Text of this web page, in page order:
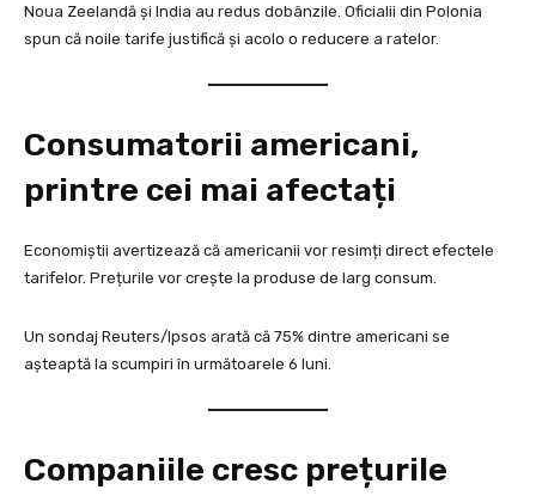
Noua Zeelandă și India au redus dobânzile. Oficialii din Polonia
spun că noile tarife justifică și acolo o reducere a ratelor.
Consumatorii americani,
printre cei mai afectați
Economiștii avertizează că americanii vor resimți direct efectele
tarifelor. Prețurile vor crește la produse de larg consum.
Un sondaj Reuters/Ipsos arată că 75% dintre americani se
așteaptă la scumpiri în următoarele 6 luni.
Companiile cresc prețurile